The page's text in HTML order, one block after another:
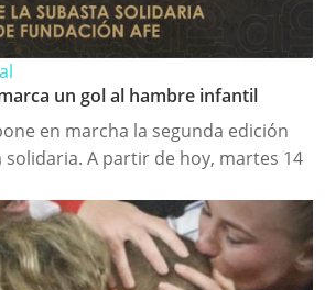
un gol al hambre infantil
en marcha la segunda edición
solidaria. A partir de hoy, martes 14